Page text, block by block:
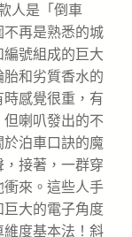
人是「倒車
再是熟悉的城
號組成的巨大
和劣質香水的
感覺很重，有
喇叭發出的不
泊車口訣的魔
接著，一群穿
來。這些人手
大的電子角度
度基本法！斜